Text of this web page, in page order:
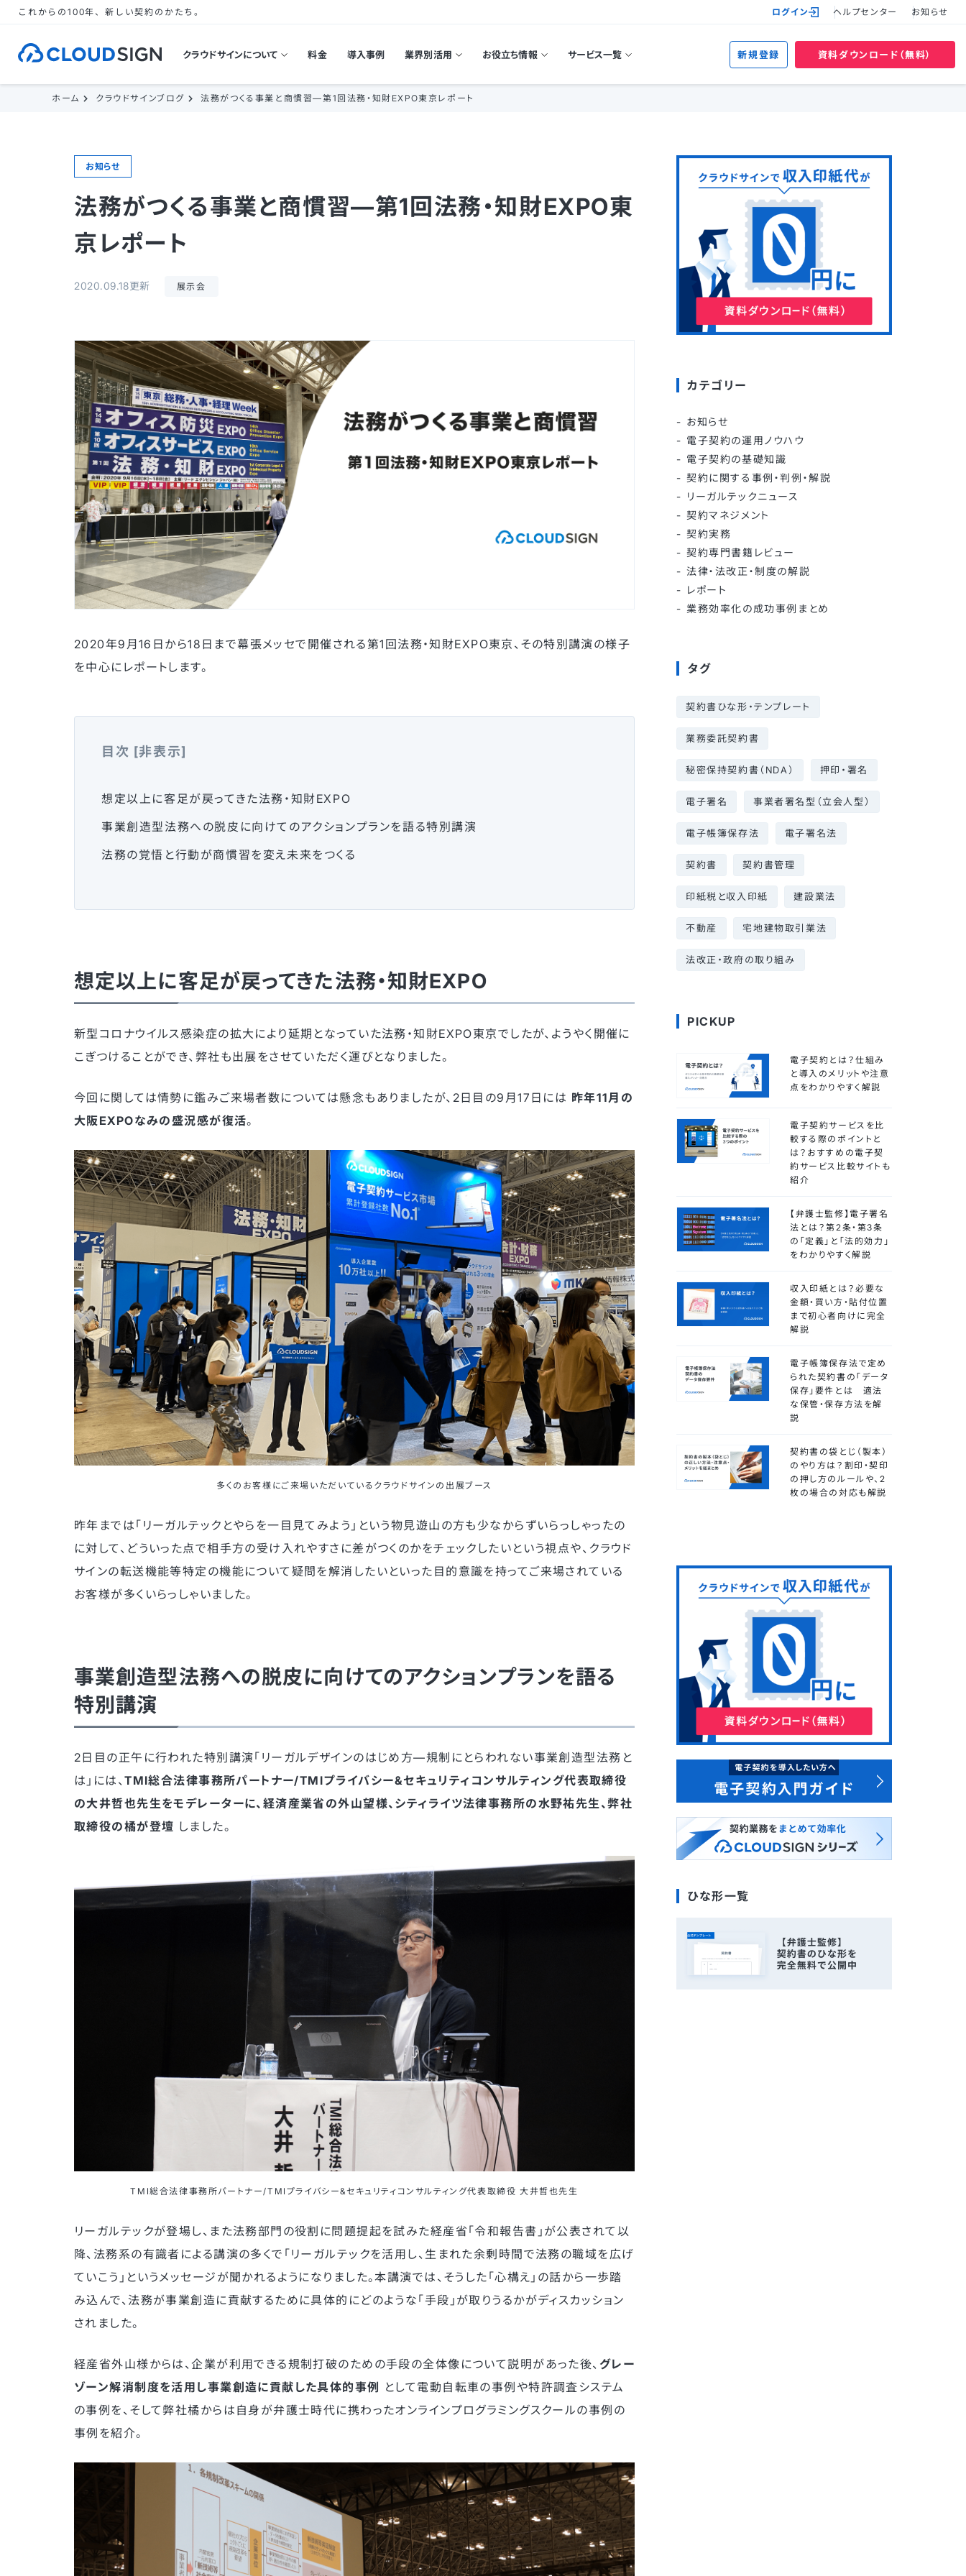
これからの100年、新しい契約のかたち。 ログイン ヘルプセンター お知らせ
クラウドサインについて 料金 導入事例 業界別活用 お役立ち情報 サービス一覧 新規登録 資料ダウンロード（無料）
ホーム クラウドサインブログ 法務がつくる事業と商慣習—第1回法務・知財EXPO東京レポート
お知らせ
法務がつくる事業と商慣習—第1回法務・知財EXPO東
京レポート
2020.09.18更新 展示会
2020年9月16日から18日まで幕張メッセで開催される第1回法務・知財EXPO東京、その特別講演の様子
を中心にレポートします。
目次 [非表示]
想定以上に客足が戻ってきた法務・知財EXPO
事業創造型法務への脱皮に向けてのアクションプランを語る特別講演
法務の覚悟と行動が商慣習を変え未来をつくる
想定以上に客足が戻ってきた法務・知財EXPO
新型コロナウイルス感染症の拡大により延期となっていた法務・知財EXPO東京でしたが、ようやく開催に
こぎつけることができ、弊社も出展をさせていただく運びとなりました。
今回に関しては情勢に鑑みご来場者数については懸念もありましたが、2日目の9月17日には 昨年11月の
大阪EXPOなみの盛況感が復活。
多くのお客様にご来場いただいているクラウドサインの出展ブース
昨年までは「リーガルテックとやらを一目見てみよう」という物見遊山の方も少なからずいらっしゃったの
に対して、どういった点で相手方の受け入れやすさに差がつくのかをチェックしたいという視点や、クラウド
サインの転送機能等特定の機能について疑問を解消したいといった目的意識を持ってご来場されている
お客様が多くいらっしゃいました。
事業創造型法務への脱皮に向けてのアクションプランを語る
特別講演
2日目の正午に行われた特別講演「リーガルデザインのはじめ方—規制にとらわれない事業創造型法務と
は」には、TMI総合法律事務所パートナー/TMIプライバシー&セキュリティコンサルティング代表取締役
の大井哲也先生をモデレーターに、経済産業省の外山望様、シティライツ法律事務所の水野祐先生、弊社
取締役の橘が登壇 しました。
TMI総合法律事務所パートナー/TMIプライバシー&セキュリティコンサルティング代表取締役 大井哲也先生
リーガルテックが登場し、また法務部門の役割に問題提起を試みた経産省「令和報告書」が公表されて以
降、法務系の有識者による講演の多くで「リーガルテックを活用し、生まれた余剰時間で法務の職域を広げ
ていこう」というメッセージが聞かれるようになりました。本講演では、そうした「心構え」の話から一歩踏
み込んで、法務が事業創造に貢献するために具体的にどのような「手段」が取りうるかがディスカッション
されました。
経産省外山様からは、企業が利用できる規制打破のための手段の全体像について説明があった後、 グレー
ゾーン解消制度を活用し事業創造に貢献した具体的事例 として電動自転車の事例や特許調査システム
の事例を、そして弊社橘からは自身が弁護士時代に携わったオンラインプログラミングスクールの事例の
事例を紹介。
カテゴリー
お知らせ
電子契約の運用ノウハウ
電子契約の基礎知識
契約に関する事例・判例・解説
リーガルテックニュース
契約マネジメント
契約実務
契約専門書籍レビュー
法律・法改正・制度の解説
レポート
業務効率化の成功事例まとめ
タグ
契約書ひな形・テンプレート
業務委託契約書
秘密保持契約書（NDA） 押印・署名
電子署名 事業者署名型（立会人型）
電子帳簿保存法 電子署名法
契約書 契約書管理
印紙税と収入印紙 建設業法
不動産 宅地建物取引業法
法改正・政府の取り組み
PICKUP
電子契約とは？仕組み
と導入のメリットや注意
点をわかりやすく解説
電子契約サービスを比
較する際のポイントと
は？おすすめの電子契
約サービス比較サイトも
紹介
【弁護士監修】電子署名
法とは？第2条・第3条
の「定義」と「法的効力」
をわかりやすく解説
収入印紙とは？必要な
金額・買い方・貼付位置
まで初心者向けに完全
解説
電子帳簿保存法で定め
られた契約書の「データ
保存」要件とは 適法
な保管・保存方法を解
説
契約書の袋とじ（製本）
のやり方は？割印・契印
の押し方のルールや、2
枚の場合の対応も解説
ひな形一覧